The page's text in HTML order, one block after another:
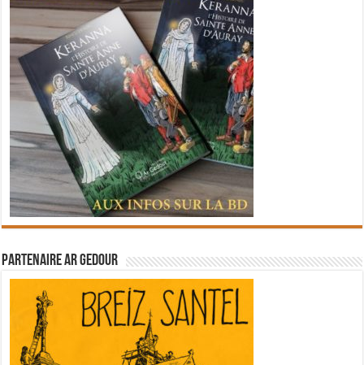
Partenaire Ar Gedour